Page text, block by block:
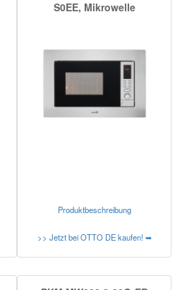
S0EE, Mikrowelle
Produktbeschreibung
>> Jetzt bei OTTO DE kaufen! ➥